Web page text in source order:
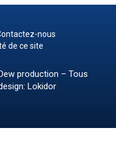
nous
de ce site
production – Tous
Lokidor